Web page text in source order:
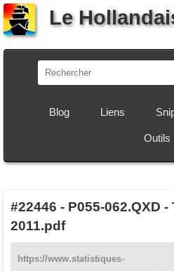
Le
Blog Liens
Outils
#22446 - P055-062.QXD
2011.pdf
https://www.statistiques-